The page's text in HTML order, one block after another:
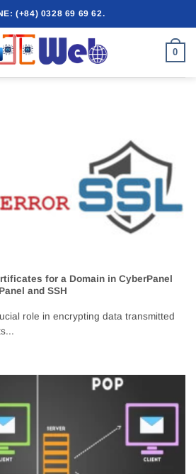
(+84) 0328 69 69 62.
0
for a Domain in CyberPanel
and SSH
role in encrypting data transmitted